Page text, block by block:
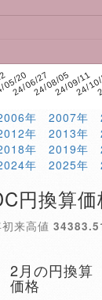
20
24/06/2724/08/0524/09/11
24/
年 2007年
年 2013年
年 2019年
年 2025年
円換算価
来高値
2月の円換算
価格